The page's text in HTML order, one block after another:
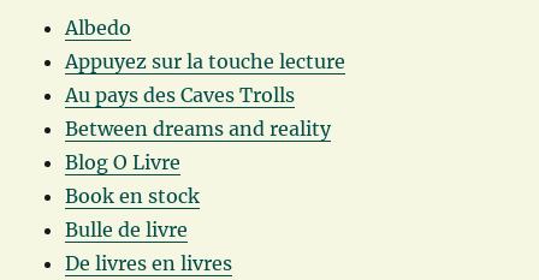
Albedo
Appuyez sur la touche lecture
Au pays des Caves Trolls
Between dreams and reality
Blog O Livre
Book en stock
Bulle de livre
De livres en livres